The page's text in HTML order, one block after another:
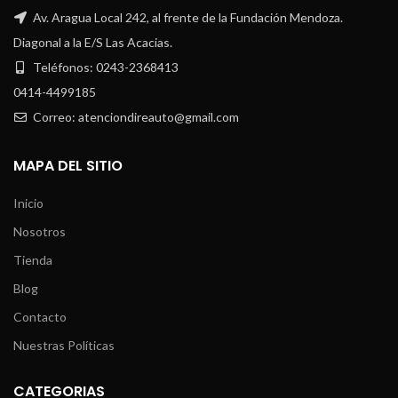
Av. Aragua Local 242, al frente de la Fundación Mendoza.
Diagonal a la E/S Las Acacias.
Teléfonos: 0243-2368413
0414-4499185
Correo: atenciondireauto@gmail.com
MAPA DEL SITIO
Inicio
Nosotros
Tienda
Blog
Contacto
Nuestras Políticas
CATEGORIAS